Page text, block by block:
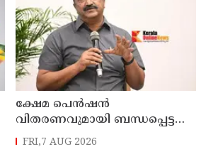
ക്ഷേമ പെൻഷൻ
വിതരണവുമായി ബന്ധപ്പെട്ട
പുതിയ ഉത്തരവ്
ലക്ഷക്കണക്കിന്
FRI,7 AUG 2026